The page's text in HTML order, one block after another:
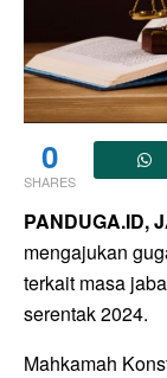
0
SHARES
PANDUGA.ID,
mengajukan
terkait masa
serentak 2024.
Mahkamah